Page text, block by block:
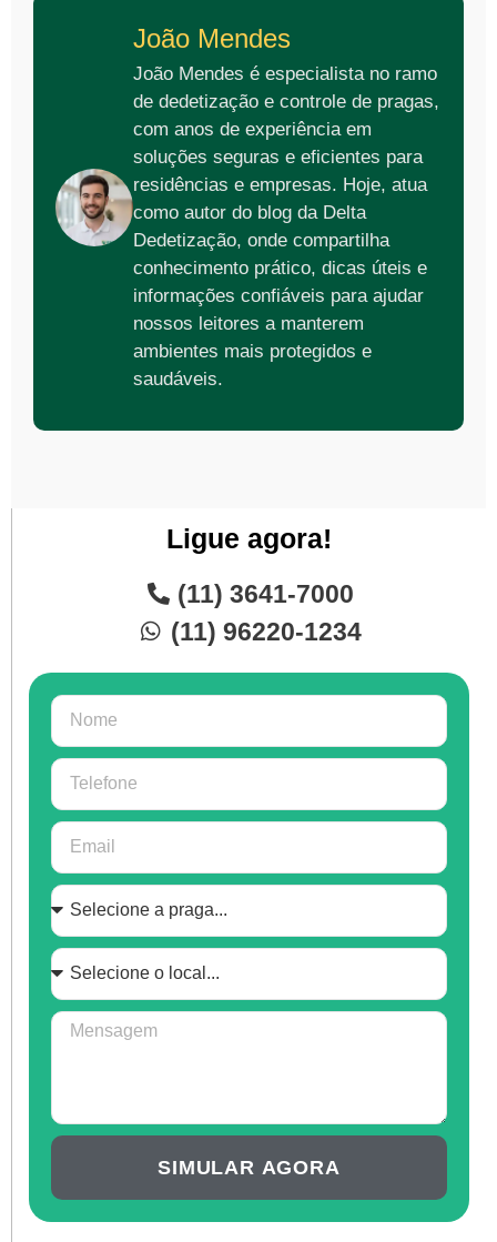
João Mendes
João Mendes é especialista no ramo
de dedetização e controle de pragas,
com anos de experiência em
soluções seguras e eficientes para
residências e empresas. Hoje, atua
como autor do blog da Delta
Dedetização, onde compartilha
conhecimento prático, dicas úteis e
informações confiáveis para ajudar
nossos leitores a manterem
ambientes mais protegidos e
saudáveis.
Ligue agora!
(11) 3641-7000
(11) 96220-1234
SIMULAR AGORA